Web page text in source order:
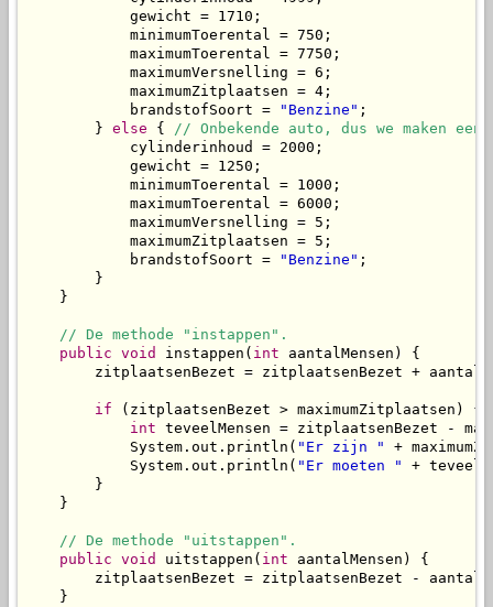
            gewicht = 1710;
            minimumToerental = 750;
            maximumToerental = 7750;
            maximumVersnelling = 6;
            maximumZitplaatsen = 4;
            brandstofSoort =
"Benzine" ;
        }
else { // Onbekende auto, dus we maken
            cylinderinhoud = 2000;
            gewicht = 1250;
            minimumToerental = 1000;
            maximumToerental = 6000;
            maximumVersnelling = 5;
            maximumZitplaatsen = 5;
            brandstofSoort =
"Benzine" ;
        }
    }
// De methode "instappen".
public void instappen( int aantalMensen) {
zitplaatsenBezet = zitplaatsenBezet +
if (zitplaatsenBezet > maximumZitplaatsen) {
int teveelMensen = zitplaatsenBezet -
            System.out.println(
"Er zijn "
+
            System.out.println(
"Er moeten "
+
        }
    }
// De methode "uitstappen".
public void uitstappen( int aantalMensen) {
zitplaatsenBezet = zitplaatsenBezet -
    }